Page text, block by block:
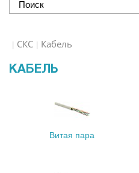
СКС Кабель
КАБЕЛЬ
Витая пара